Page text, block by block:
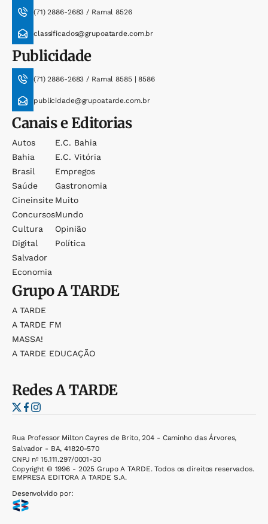
(71) 2886-2683 / Ramal 8526
classificados@grupoatarde.com.br
Publicidade
(71) 2886-2683 / Ramal 8585 | 8586
publicidade@grupoatarde.com.br
Canais e Editorias
Autos
Bahia
Brasil
Saúde
Cineinsite
Concursos
Cultura
Digital
Salvador
Economia
E.c. Bahia
E.c. Vitória
Empregos
Gastronomia
Muito
Mundo
Opinião
Política
GrupoA TARDE
A TARDE
A TARDE FM
MASSA!
A TARDE EDUCAÇÃO
RedesA TARDE
Rua Professor Milton Cayres de Brito, 204 - Caminho das Árvores,
Salvador - BA, 41820-570
CNPJ nº 15.111.297/0001-30
Copyright © 1996 - 2025 Grupo A TARDE. Todos os direitos reservados.
EMPRESA EDITORA A TARDE S.A.
Desenvolvido por: